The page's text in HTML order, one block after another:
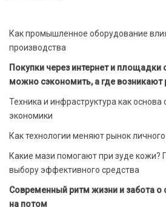
Как промышленное оборудование
производства
Покупки через интернет и площадки
можно сэкономить, а где возникают
Техника и инфраструктура как основа
экономики
Как технологии меняют рынок
Какие мази помогают при зуде кожи?
выбору эффективного средства
Современный ритм жизни и забота о
на потом